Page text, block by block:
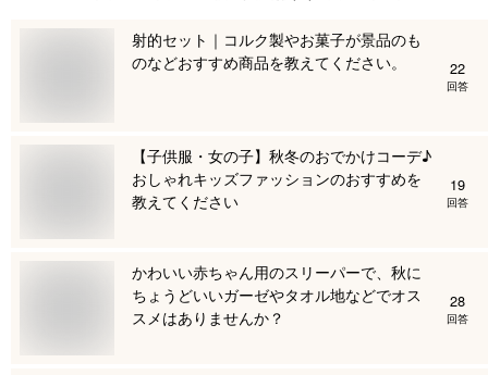
射的セット｜コルク製やお菓子が景品のも
のなどおすすめ商品を教えてください。
22
回答
【子供服・女の子】秋冬のおでかけコーデ♪
おしゃれキッズファッションのおすすめを
教えてください
19
回答
かわいい赤ちゃん用のスリーパーで、秋に
ちょうどいいガーゼやタオル地などでオス
スメはありませんか？
28
回答